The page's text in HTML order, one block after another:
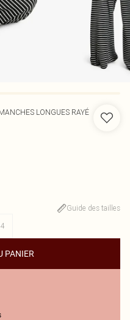
LONGUES RAYÉ
Guide des tailles
PANIER